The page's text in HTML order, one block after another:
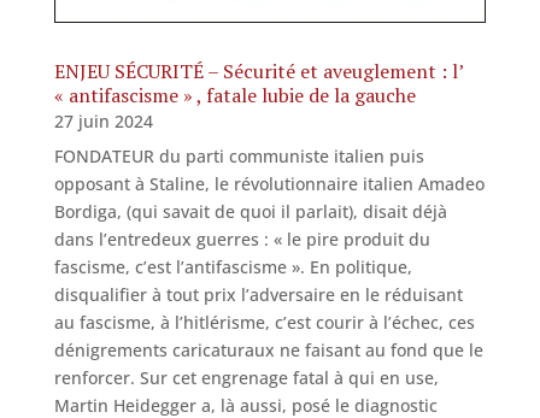
ENJEU SÉCURITÉ – Sécurité et aveuglement : l’
« antifascisme » , fatale lubie de la gauche
27 juin 2024
FONDATEUR du parti communiste italien puis
opposant à Staline, le révolutionnaire italien Amadeo
Bordiga, (qui savait de quoi il parlait), disait déjà
dans l’entredeux guerres : « le pire produit du
fascisme, c’est l’antifascisme ». En politique,
disqualifier à tout prix l’adversaire en le réduisant
au fascisme, à l’hitlérisme, c’est courir à l’échec, ces
dénigrements caricaturaux ne faisant au fond que le
renforcer. Sur cet engrenage fatal à qui en use,
Martin Heidegger a, là aussi, posé le diagnostic